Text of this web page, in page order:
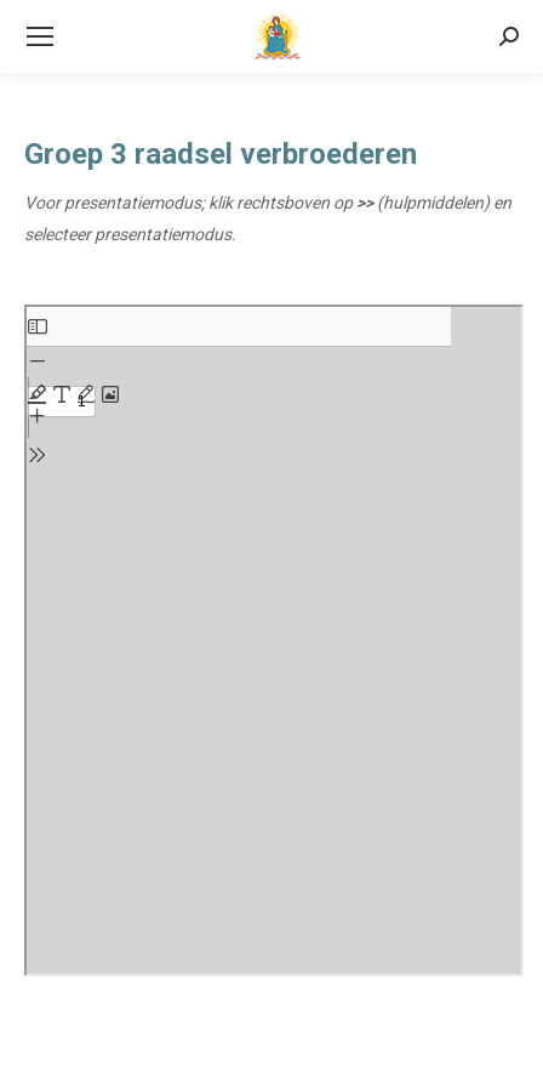
Groep 3 raadsel verbroederen
Voor presentatiemodus; klik rechtsboven op>>(hulpmiddelen) en
selecteer presentatiemodus.
Ga
naar
de
PDF
inhoud